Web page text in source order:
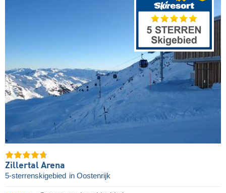
Zillertal Arena
5-sterrenskigebied in Oostenrijk